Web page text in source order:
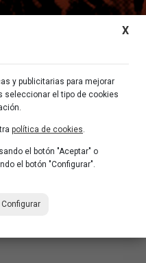
X
y publicitarias para mejorar
seleccionar el tipo de cookies
política de cookies.
el botón "Aceptar" o
el botón "Configurar".
Configurar